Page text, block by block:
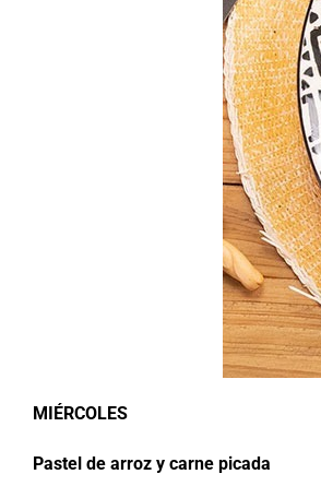
MIÉRCOLES
Pastel de arroz y carne picada